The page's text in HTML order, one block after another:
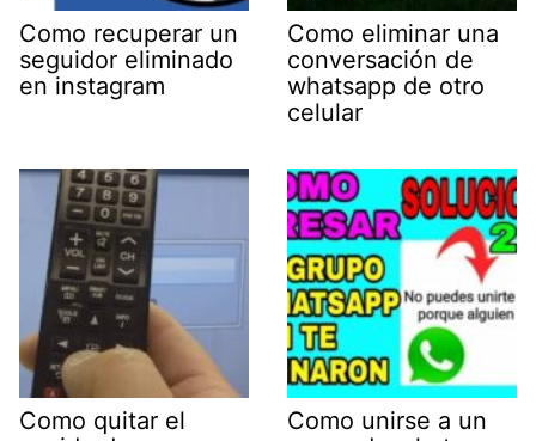
Como recuperar un
seguidor eliminado
en instagram
Como eliminar una
conversación de
whatsapp de otro
celular
Como quitar el
Como unirse a un